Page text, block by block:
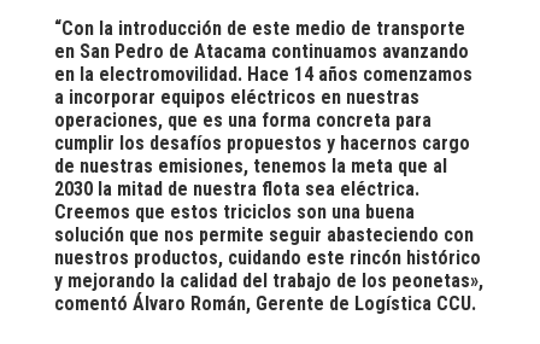
“Con la introducción de este medio de transporte
en San Pedro de Atacama continuamos avanzando
en la electromovilidad. Hace 14 años comenzamos
a incorporar equipos eléctricos en nuestras
operaciones, que es una forma concreta para
cumplir los desafíos propuestos y hacernos cargo
de nuestras emisiones, tenemos la meta que al
2030 la mitad de nuestra flota sea eléctrica.
Creemos que estos triciclos son una buena
solución que nos permite seguir abasteciendo con
nuestros productos, cuidando este rincón histórico
y mejorando la calidad del trabajo de los peonetas»,
comentó Álvaro Román, Gerente de Logística CCU.